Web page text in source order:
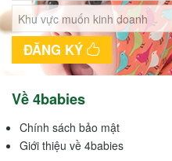
ĐĂNG KÝ
Về 4babies
Chính sách bảo mật
Giới thiệu về 4babies